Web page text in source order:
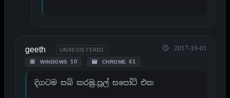
geeth UNREGISTERED
WINDOWS 10 CHROME 61
2017-10-01
දිගටම සබ් කරමු.පූල් සපෝට් එක